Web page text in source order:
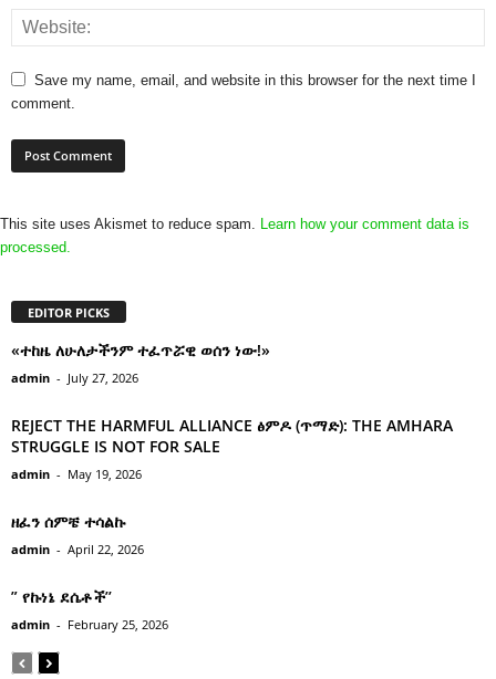
Save my name, email, and website in this browser for the next time I
comment.
This site uses Akismet to reduce spam. Learn how your comment data is
processed.
EDITOR PICKS
«ተከዜ ለሁለታችንም ተፈጥሯዊ ወሰን ነው!»
admin - July 27, 2026
REJECT THE HARMFUL ALLIANCE ፅምዶ (ጥማድ): THE AMHARA
STRUGGLE IS NOT FOR SALE
admin - May 19, 2026
ዘፈን ሰምቼ ተሳልኩ
admin - April 22, 2026
” የኩነኔ ደሴቶች’’
admin - February 25, 2026